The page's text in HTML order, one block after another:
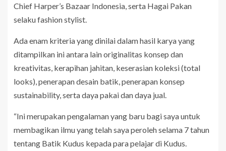
Chief Harper’s Bazaar Indonesia, serta Hagai Pakan
selaku fashion stylist.
Ada enam kriteria yang dinilai dalam hasil karya yang
ditampilkan ini antara lain originalitas konsep dan
kreativitas, kerapihan jahitan, keserasian koleksi (total
looks), penerapan desain batik, penerapan konsep
sustainability, serta daya pakai dan daya jual.
“Ini merupakan pengalaman yang baru bagi saya untuk
membagikan ilmu yang telah saya peroleh selama 7 tahun
tentang Batik Kudus kepada para pelajar di Kudus.